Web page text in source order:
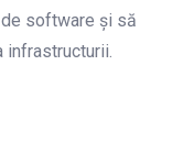
software și să